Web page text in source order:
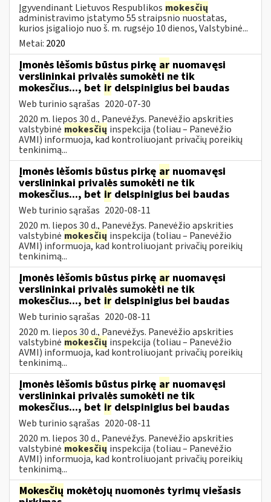
Įgyvendinant Lietuvos Respublikos mokesčių
administravimo įstatymo 55 straipsnio nuostatas,
kurios įsigaliojo nuo š. m. rugsėjo 10 dienos, Valstybinė...
Metai: 2020
Įmonės lėšomis būstus pirkę ar nuomavęsi
verslininkai privalės sumokėti ne tik
mokesčius..., bet ir delspinigius bei baudas
Web turinio sąrašas 2020-07-30
2020 m. liepos 30 d., Panevėžys. Panevėžio apskrities
valstybinė mokesčių inspekcija (toliau – Panevėžio
AVMI) informuoja, kad kontroliuojant privačių poreikių
tenkinimą...
Įmonės lėšomis būstus pirkę ar nuomavęsi
verslininkai privalės sumokėti ne tik
mokesčius..., bet ir delspinigius bei baudas
Web turinio sąrašas 2020-08-11
2020 m. liepos 30 d., Panevėžys. Panevėžio apskrities
valstybinė mokesčių inspekcija (toliau – Panevėžio
AVMI) informuoja, kad kontroliuojant privačių poreikių
tenkinimą...
Įmonės lėšomis būstus pirkę ar nuomavęsi
verslininkai privalės sumokėti ne tik
mokesčius..., bet ir delspinigius bei baudas
Web turinio sąrašas 2020-08-11
2020 m. liepos 30 d., Panevėžys. Panevėžio apskrities
valstybinė mokesčių inspekcija (toliau – Panevėžio
AVMI) informuoja, kad kontroliuojant privačių poreikių
tenkinimą...
Įmonės lėšomis būstus pirkę ar nuomavęsi
verslininkai privalės sumokėti ne tik
mokesčius..., bet ir delspinigius bei baudas
Web turinio sąrašas 2020-08-11
2020 m. liepos 30 d., Panevėžys. Panevėžio apskrities
valstybinė mokesčių inspekcija (toliau – Panevėžio
AVMI) informuoja, kad kontroliuojant privačių poreikių
tenkinimą...
Mokesčių mokėtojų nuomonės tyrimų viešasis